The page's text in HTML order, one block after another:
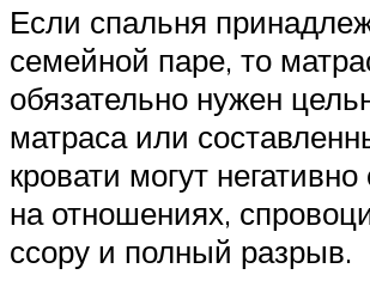
Если спальня
семейной паре, то
обязательно нужен
матраса или
кровати могут негативно
на отношениях,
ссору и полный разрыв.